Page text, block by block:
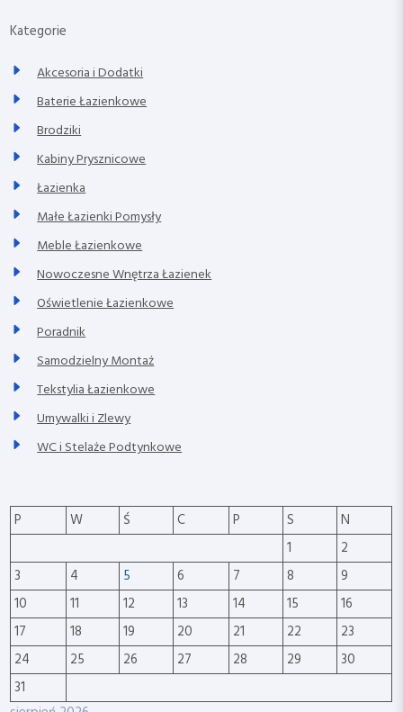
Kategorie
Akcesoria i Dodatki
Baterie Łazienkowe
Brodziki
Kabiny Prysznicowe
Łazienka
Małe Łazienki Pomysły
Meble Łazienkowe
Nowoczesne Wnętrza Łazienek
Oświetlenie Łazienkowe
Poradnik
Samodzielny Montaż
Tekstylia Łazienkowe
Umywalki i Zlewy
WC i Stelaże Podtynkowe
P W Ś C P S
N
1
2
3
4 5 6 7 8
9
10
11 12 13 14 15
16
17
18 19 20 21 22
23
24
25 26 27 28 29
30
31